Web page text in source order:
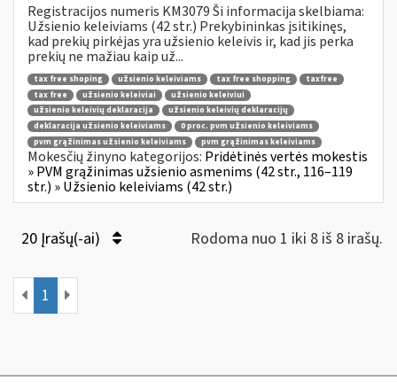
Registracijos numeris KM3079 Ši informacija skelbiama:
Užsienio keleiviams (42 str.) Prekybininkas įsitikinęs,
kad prekių pirkėjas yra užsienio keleivis ir, kad jis perka
prekių ne mažiau kaip už...
tax free shoping užsienio keleiviams tax free shopping
taxfree
tax free
užsienio keleiviai
užsienio keleiviui
užsienio keleivių deklaracija
užsienio keleivių deklaracijų
deklaracija užsienio keleiviams
0 proc. pvm užsienio keleiviams
pvm grąžinimas užsienio keleiviams
pvm grąžinimas keleiviams
Mokesčių žinyno kategorijos: Pridėtinės vertės mokestis
» PVM grąžinimas užsienio asmenims (42 str., 116–119
str.) » Užsienio keleiviams (42 str.)
20 Įrašų(-ai) Rodoma nuo 1 iki 8 iš 8 irašų.
1